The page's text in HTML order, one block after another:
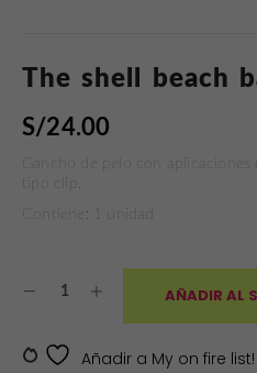
The shell beach
S/24.00
Gancho de pelo con aplicaciones
tipo clip.
Contiene: 1 unidad
AÑADIR AL
Añadir a My on fire list!
SKU:SKDV-J00017